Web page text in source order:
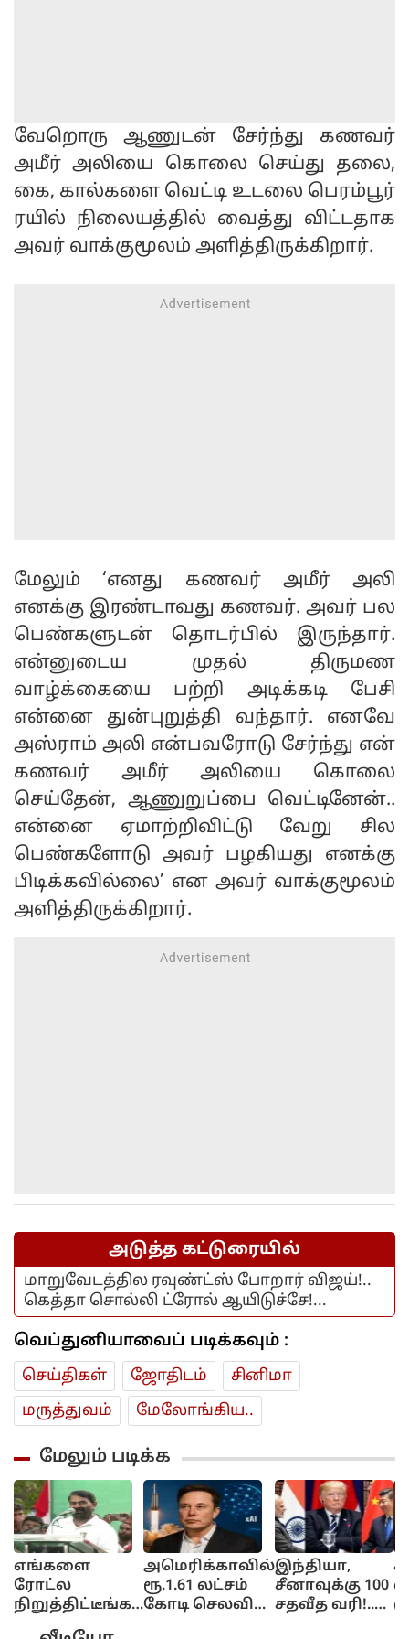
வேறொரு ஆணுடன் சேர்ந்து கணவர்
அமீர் அலியை கொலை செய்து தலை,
கை, கால்களை வெட்டி உடலை பெரம்பூர்
ரயில் நிலையத்தில் வைத்து விட்டதாக
அவர் வாக்குமூலம் அளித்திருக்கிறார்.
மேலும் ‘எனது கணவர் அமீர் அலி
எனக்கு இரண்டாவது கணவர். அவர் பல
பெண்களுடன் தொடர்பில் இருந்தார்.
என்னுடைய முதல் திருமண
வாழ்க்கையை பற்றி அடிக்கடி பேசி
என்னை துன்புறுத்தி வந்தார். எனவே
அஸ்ராம் அலி என்பவரோடு சேர்ந்து என்
கணவர் அமீர் அலியை கொலை
செய்தேன், ஆணுறுப்பை வெட்டினேன்..
என்னை ஏமாற்றிவிட்டு வேறு சில
பெண்களோடு அவர் பழகியது எனக்கு
பிடிக்கவில்லை’ என அவர் வாக்குமூலம்
அளித்திருக்கிறார்.
அடுத்த கட்டுரையில்
மாறுவேடத்தில ரவுண்ட்ஸ் போறார் விஜய்!..
கெத்தா சொல்லி ட்ரோல் ஆயிடுச்சே!...
வெப்துனியாவைப் படிக்கவும் :
செய்திகள் ஜோ‌திட‌ம்
சினிமா
மரு‌த்துவ‌ம்
மேலோங்கிய..
மேலும் படிக்க
எங்களை
ரோட்ல
நிறுத்திட்டீங்க!..
அமெரிக்காவில்
ரூ.1.61 லட்சம்
கோடி செலவில்
இந்தியா,
சீனாவுக்கு 100
சதவீத வரி!..